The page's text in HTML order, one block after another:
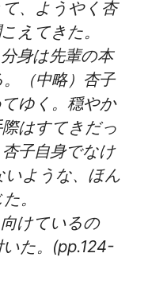
、ようやく杏
えてきた。
身は先輩の本
（中略）杏子
ゆく。穏やか
はすてきだっ
子自身でなけ
ような、ほん
。
けているの
た。(pp.124-